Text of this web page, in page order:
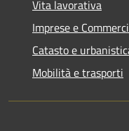
Vita lavorativa
Imprese e
Catasto e
Mobilità e trasporti